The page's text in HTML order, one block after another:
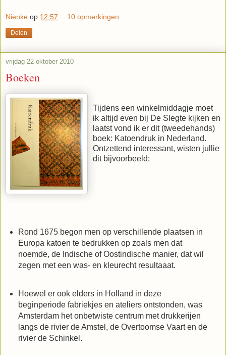
Nienke op 12:57 10 opmerkingen:
Delen
vrijdag 22 oktober 2010
Boeken
Tijdens een winkelmiddagje moet
ik altijd even bij De Slegte kijken en
laatst vond ik er dit (tweedehands)
boek: Katoendruk in Nederland.
Ontzettend interessant, wisten jullie
dit bijvoorbeeld:
Rond 1675 begon men op verschillende plaatsen in
Europa katoen te bedrukken op zoals men dat
noemde, de Indische of Oostindische manier, dat wil
zegen met een was- en kleurecht resultaaat.
Hoewel er ook elders in Holland in deze
beginperiode fabriekjes en ateliers ontstonden, was
Amsterdam het onbetwiste centrum met drukkerijen
langs de rivier de Amstel, de Overtoomse Vaart en de
rivier de Schinkel.